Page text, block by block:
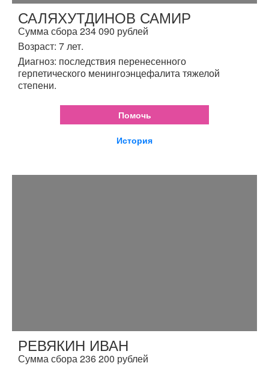
САЛЯХУТДИНОВ САМИР
Сумма сбора 234 090 рублей
Возраст: 7 лет.
Диагноз: последствия перенесенного
герпетического менингоэнцефалита тяжелой
степени.
Помочь
История
РЕВЯКИН ИВАН
Сумма сбора 236 200 рублей